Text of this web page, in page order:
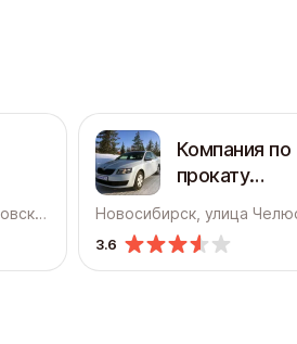
Новосибирск, Владимировская, 2 к1
Компания по
прокату
без водителя
Евразкар
3.6